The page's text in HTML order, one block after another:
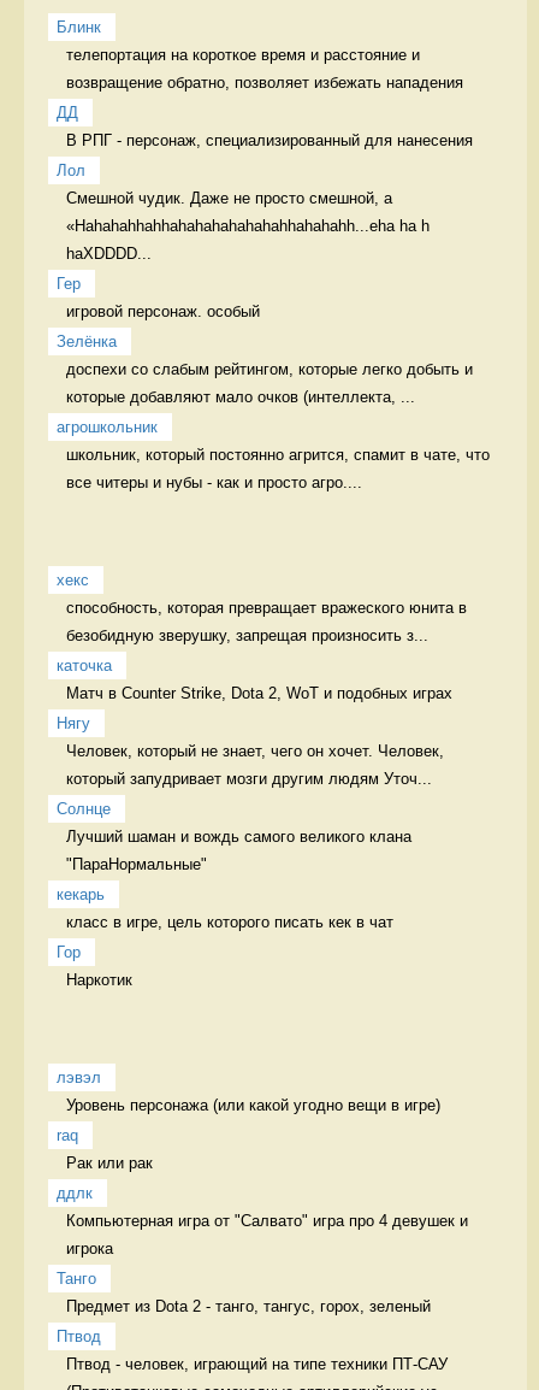
Блинк
телепортация на короткое время и расстояние и
возвращение обратно, позволяет избежать нападения
ДД
В РПГ - персонаж, специализированный для нанесения
Лол
Смешной чудик. Даже не просто смешной, а
«Hahahahhahhahahahahahahahhahahahh...eha ha h
haXDDDD...
Гер
игровой персонаж. особый
Зелёнка
доспехи со слабым рейтингом, которые легко добыть и
которые добавляют мало очков (интеллекта, ...
агрошкольник
школьник, который постоянно агрится, спамит в чате, что
все читеры и нубы - как и просто агро....
хекс
способность, которая превращает вражеского юнита в
безобидную зверушку, запрещая произносить з...
каточка
Матч в Counter Strike, Dota 2, WoT и подобных играх
Нягу
Человек, который не знает, чего он хочет. Человек,
который запудривает мозги другим людям Уточ...
Солнце
Лучший шаман и вождь самого великого клана
"ПараНормальные"
кекарь
класс в игре, цель которого писать кек в чат
Гор
Наркотик
лэвэл
Уровень персонажа (или какой угодно вещи в игре)
raq
Рак или рак
ддлк
Компьютерная игра от "Салвато" игра про 4 девушек и
игрока
Танго
Предмет из Dota 2 - танго, тангус, горох, зеленый
Птвод
Птвод - человек, играющий на типе техники ПТ-САУ